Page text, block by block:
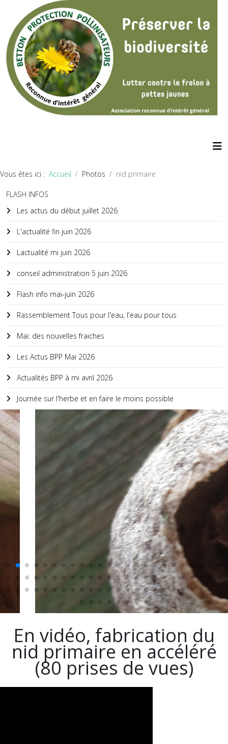
Vous êtes ici : Accueil Photos nid primaire
FLASH INFOS
Les actus du début juillet 2026
L'actualité fin juin 2026
Lactualité mi juin 2026
conseil administration 5 juin 2026
Flash info mai-juin 2026
Rassemblement Tous pour l'eau, l'eau pour tous
Mai: des nouvelles fraiches
Les Actus BPP Mai 2026
Actualités BPP à mi avril 2026
Journée sur l'herbe et en faire le moins possible
En vidéo, fabrication du
nid primaire en accéléré
(80 prises de vues)